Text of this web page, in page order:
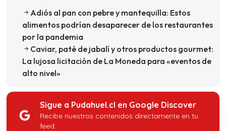
Adiós al pan con pebre y mantequilla: Estos
alimentos podrían desaparecer de los restaurantes
por la pandemia
Caviar, paté de jabalí y otros productos gourmet:
La lujosa licitación de La Moneda para «eventos de
alto nivel»
Sigue a Pudahuel.cl en Google Discover
Recibe nuestros contenidos directamente en tu
feed.